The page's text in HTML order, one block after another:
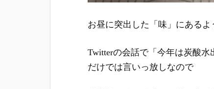
お昼に突出した「味」にあるよ
Twitterの会話で「今年は炭酸
だけでは言いっ放しなので